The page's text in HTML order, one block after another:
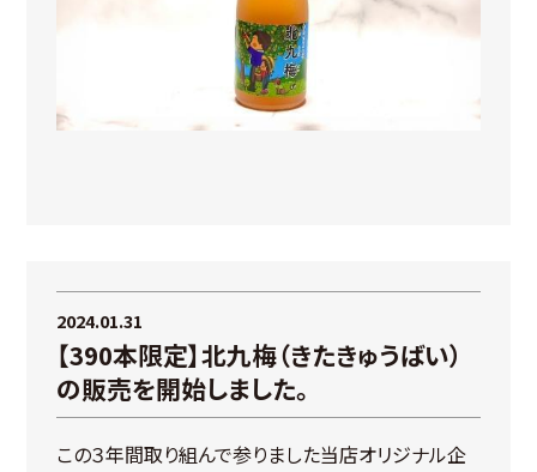
2024.01.31
【390本限定】北九梅（きたきゅうばい）
の販売を開始しました。
この３年間取り組んで参りました当店オリジナル企